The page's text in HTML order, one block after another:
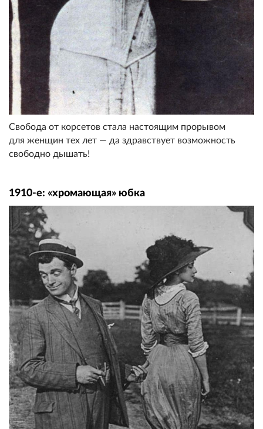
Свобода от корсетов стала настоящим прорывом
для женщин тех лет — да здравствует возможность
свободно дышать!
1910-е: «хромающая» юбка